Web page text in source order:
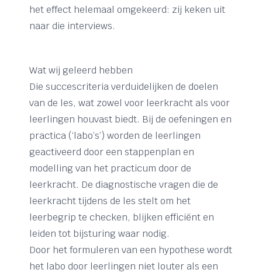
het effect helemaal omgekeerd: zij keken uit
naar die interviews.
Wat wij geleerd hebben
Die succescriteria verduidelijken de doelen
van de les, wat zowel voor leerkracht als voor
leerlingen houvast biedt. Bij de oefeningen en
practica (‘labo’s’) worden de leerlingen
geactiveerd door een stappenplan en
modelling van het practicum door de
leerkracht. De diagnostische vragen die de
leerkracht tijdens de les stelt om het
leerbegrip te checken, blijken efficiënt en
leiden tot bijsturing waar nodig.
Door het formuleren van een hypothese wordt
het labo door leerlingen niet louter als een